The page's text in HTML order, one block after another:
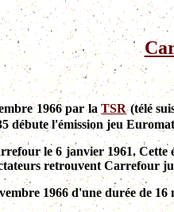
1966 par laTSR(télé
débute l'émission jeu
le 6 janvier 1961.
retrouvent Carrefour
1966 d'une durée de 16